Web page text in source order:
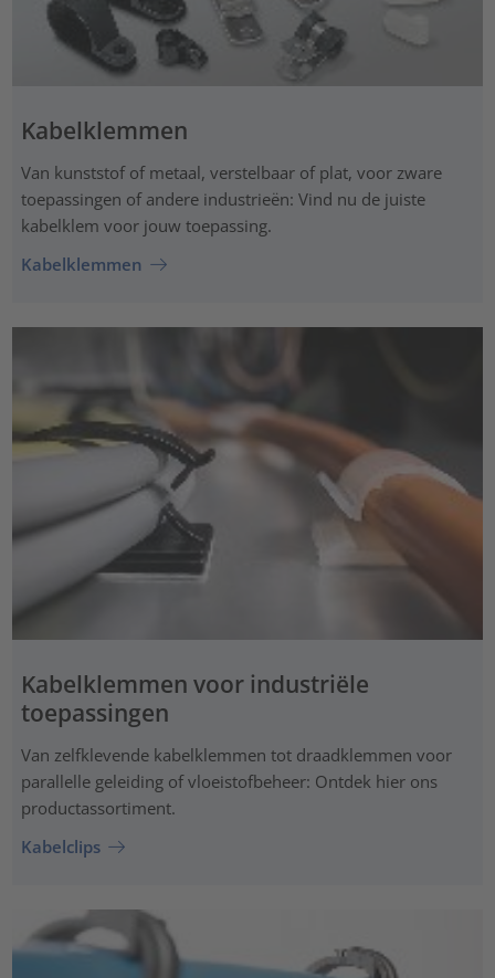
Kabelklemmen
Van kunststof of metaal, verstelbaar of plat, voor zware
toepassingen of andere industrieën: Vind nu de juiste
kabelklem voor jouw toepassing.
Kabelklemmen
Kabelklemmen voor industriële
toepassingen
Van zelfklevende kabelklemmen tot draadklemmen voor
parallelle geleiding of vloeistofbeheer: Ontdek hier ons
productassortiment.
Kabelclips